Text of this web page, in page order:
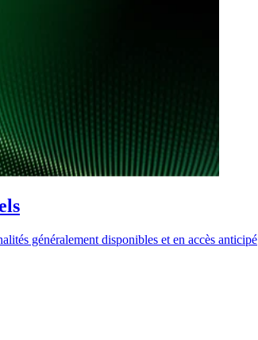
généralement disponibles et en accès anticipé